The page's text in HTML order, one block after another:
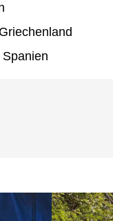
Spanien